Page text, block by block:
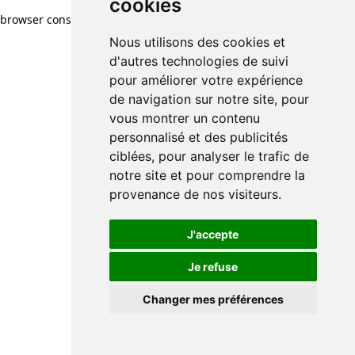
cookies
Nous utilisons des cookies et
d'autres technologies de suivi
pour améliorer votre expérience
de navigation sur notre site, pour
vous montrer un contenu
personnalisé et des publicités
ciblées, pour analyser le trafic de
notre site et pour comprendre la
provenance de nos visiteurs.
J'accepte
Je refuse
Changer mes préférences
browser console for more information)